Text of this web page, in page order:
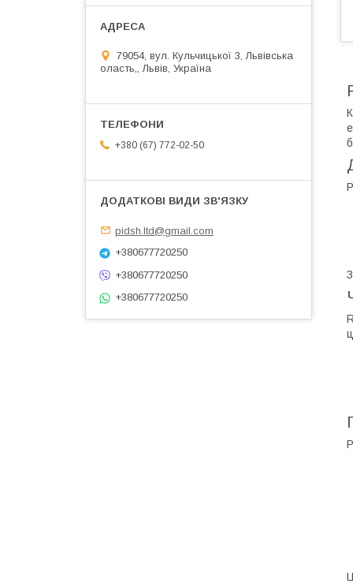
79054, вул. Кульчицької 3, Львівська
оласть,, Львів, Україна
+380 (67) 772-02-50
pidsh.ltd@gmail.com
+380677720250
+380677720250
+380677720250